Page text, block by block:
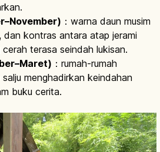
：warna daun musim
dan kontras antara atap jerami
terasa seindah lukisan.
：rumah-rumah
menghadirkan keindahan
buku cerita.